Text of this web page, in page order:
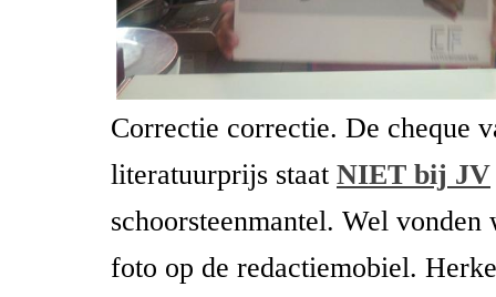
Correctie correctie. De cheque
literatuurprijs staat NIET bij JV
schoorsteenmantel. Wel vonden
foto op de redactiemobiel.